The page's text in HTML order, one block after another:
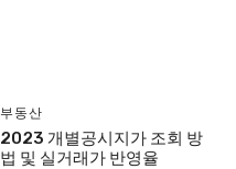
부동산
2023 개별공시지가 조회 방
법 및 실거래가 반영율